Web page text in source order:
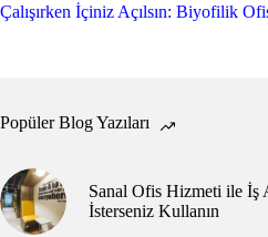
Çalışırken İçiniz Açılsın: Biyofilik
Popüler Blog Yazıları
Sanal Ofis Hizmeti ile İş
İsterseniz Kullanın